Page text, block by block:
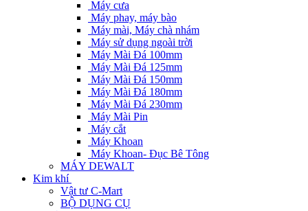
Máy cưa
Máy phay, máy bào
Máy mài, Máy chà nhám
Máy sử dụng ngoài trời
Máy Mài Đá 100mm
Máy Mài Đá 125mm
Máy Mài Đá 150mm
Máy Mài Đá 180mm
Máy Mài Đá 230mm
Máy Mài Pin
Máy cắt
Máy Khoan
Máy Khoan- Đục Bê Tông
MÁY DEWALT
Kim khí
Vật tư C-Mart
BỘ DỤNG CỤ